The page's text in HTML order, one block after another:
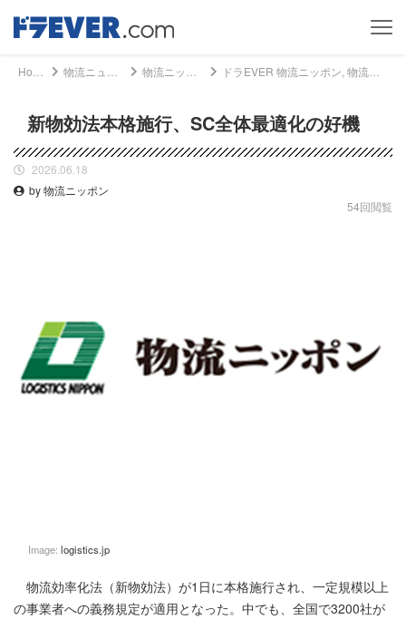
新物効法本格施行、SC全体最適化の好機
2026.06.18
by 物流ニッポン
54回閲覧
Image: logistics.jp
物流効率化法（新物効法）が1日に本格施行され、一定規模以上
の事業者への義務規定が適用となった。中でも、全国で3200社が